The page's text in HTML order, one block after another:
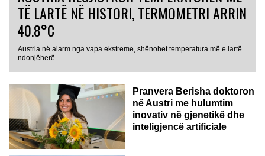
TË LARTË NË HISTORI, TERMOMETRI ARRIN
40.8°C
Austria në alarm nga vapa ekstreme, shënohet temperatura më e lartë
ndonjëherë...
AUSTRI
Pranvera Berisha doktoron
në Austri me hulumtim
inovativ në gjenetikë dhe
inteligjencë artificiale